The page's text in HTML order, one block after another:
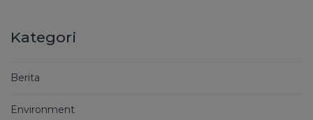
Kategori
Berita
Environment